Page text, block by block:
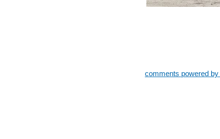
comments powered